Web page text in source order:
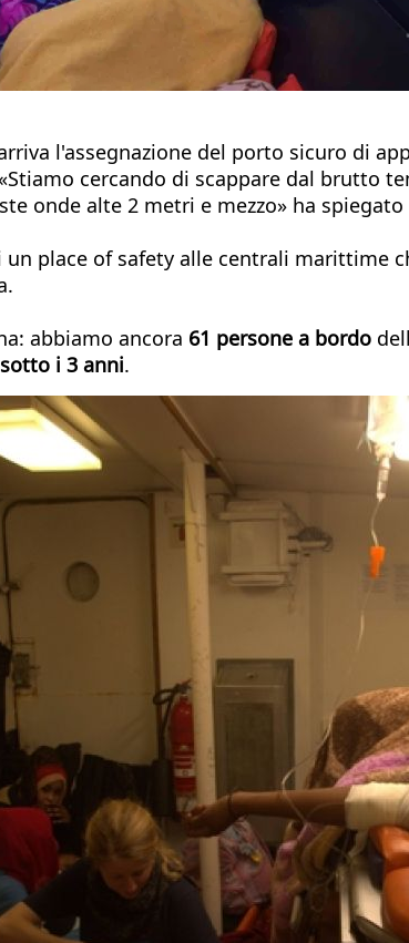
l'assegnazione del porto sicuro di
cercando di scappare dal brutto
onde alte 2 metri e mezzo» ha spiegato
place of safety alle centrali marittime
abbiamo ancora 61 persone a bordo
i 3 anni.